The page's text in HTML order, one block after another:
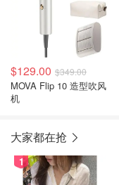
$129.00 $349.00
MOVA Flip 10 造型吹风
机
大家都在抢
1